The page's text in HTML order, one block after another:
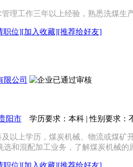
理工作三年以上经验，熟悉洗煤生
职位][加入收藏][推荐给好友]
限公司
阳市 学历要求：本科 | 性别要求：
以上学历，煤炭机械、物流或煤
选和混配加工业务，了解煤炭机械